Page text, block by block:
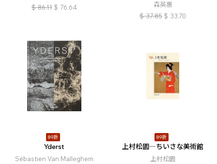
$ 86.11 $ 76.64
森英惠
$ 37.85 $ 33.70
89折
Yderst
Sébastien Van Malleghem
89折
上村松園―ちいさな美術館
上村松園